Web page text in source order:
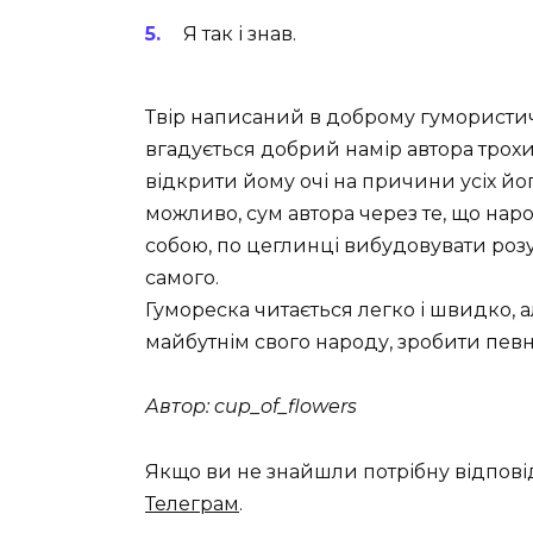
Я так і знав.
Твір написаний в доброму
вгадується добрий намір автора
відкрити йому очі на причини усіх
можливо, сум автора через те, що
собою, по цеглинці вибудовувати
самого.
Гумореска читається легко і швидко,
майбутнім свого народу, зробити
Автор: cup_of_flowers
Якщо ви не знайшли потрібну
Телеграм.